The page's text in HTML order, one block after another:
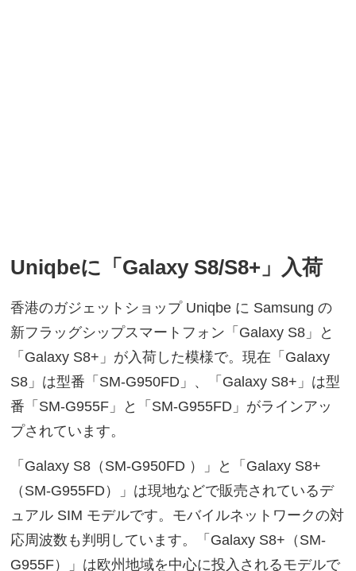
Uniqbeに「Galaxy S8/S8+」入荷
香港のガジェットショップ Uniqbe に Samsung の
新フラッグシップスマートフォン「Galaxy S8」と
「Galaxy S8+」が入荷した模様で。現在「Galaxy
S8」は型番「SM-G950FD」、「Galaxy S8+」は型
番「SM-G955F」と「SM-G955FD」がラインアッ
プされています。
「Galaxy S8（SM-G950FD ）」と「Galaxy S8+
（SM-G955FD）」は現地などで販売されているデ
ュアル SIM モデルです。モバイルネットワークの対
応周波数も判明しています。「Galaxy S8+（SM-
G955F）」は欧州地域を中心に投入されるモデルで